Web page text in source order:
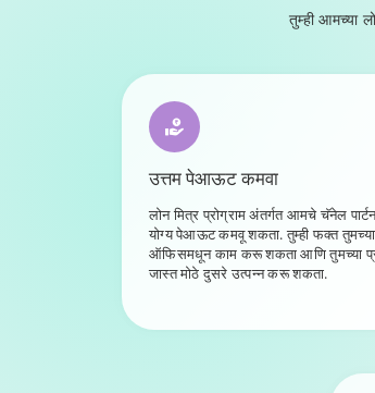
तुम्ही आमच्या
उत्तम पेआऊट कमवा
लोन मित्र प्रोग्राम अंतर्गत आमचे चॅनेल
योग्य पेआऊट कमवू शकता. तुम्ही फक्त तुमच्या
ऑफिसमधून काम करू शकता आणि तुमच्या
जास्त मोठे दुसरे उत्पन्न करू शकता.